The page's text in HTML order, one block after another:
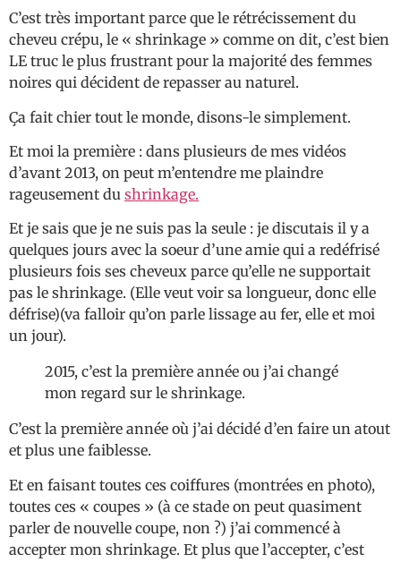
C’est très important parce que le rétrécissement du
cheveu crépu, le « shrinkage » comme on dit, c’est bien
LE truc le plus frustrant pour la majorité des femmes
noires qui décident de repasser au naturel.
Ça fait chier tout le monde, disons-le simplement.
Et moi la première : dans plusieurs de mes vidéos
d’avant 2013, on peut m’entendre me plaindre
rageusement du shrinkage.
Et je sais que je ne suis pas la seule : je discutais il y a
quelques jours avec la soeur d’une amie qui a redéfrisé
plusieurs fois ses cheveux parce qu’elle ne supportait
pas le shrinkage. (Elle veut voir sa longueur, donc elle
défrise)(va falloir qu’on parle lissage au fer, elle et moi
un jour).
2015, c’est la première année ou j’ai changé
mon regard sur le shrinkage.
C’est la première année où j’ai décidé d’en faire un atout
et plus une faiblesse.
Et en faisant toutes ces coiffures (montrées en photo),
toutes ces « coupes » (à ce stade on peut quasiment
parler de nouvelle coupe, non ?) j’ai commencé à
accepter mon shrinkage. Et plus que l’accepter, c’est